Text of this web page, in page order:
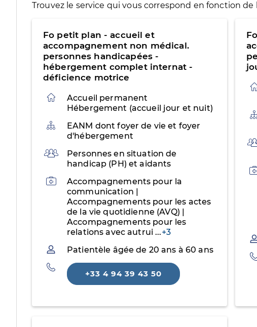
Trouvez le service qui vous correspond en fonction
Fo petit plan - accueil et
accompagnement non médical.
personnes handicapées -
hébergement complet internat -
déficience motrice
Accueil permanent
Hébergement (accueil jour et nuit)
Organisation
EANM dont foyer de vie et foyer
d'hébergement
PublicPersonnes en situation de
handicap (PH) et aidants
ActivitésAccompagnements pour la
communication |
Accompagnements pour les actes
de la vie quotidienne (AVQ) |
Accompagnements pour les
relations avec autrui...+3
PatientèlePatientèle âgée de 20 ans à 60 ans
Téléphone
+33 4 94 39 43 50